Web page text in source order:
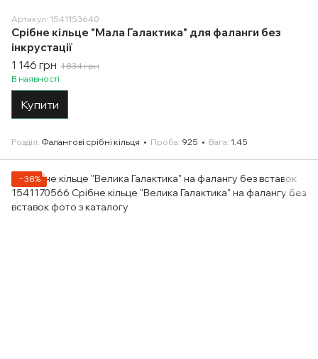
Артикул: 1541153640
Срібне кільце "Мала Галактика" для фаланги без
інкрустації
1 146 грн 1 834 грн
В наявності
Купити
Розділ Фалангові срібні кільця Проба 925 Вага 1.45
−38%